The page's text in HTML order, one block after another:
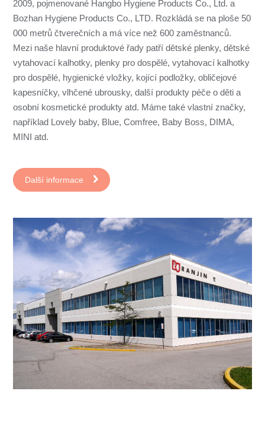
2009, pojmenované Hangbo Hygiene Products Co., Ltd. a
Bozhan Hygiene Products Co., LTD. Rozkládá se na ploše 50
000 metrů čtverečních a má více než 600 zaměstnanců.
Mezi naše hlavní produktové řady patří dětské plenky, dětské
vytahovací kalhotky, plenky pro dospělé, vytahovací kalhotky
pro dospělé, hygienické vložky, kojící podložky, obličejové
kapesníčky, vlhčené ubrousky, další produkty péče o děti a
osobní kosmetické produkty atd. Máme také vlastní značky,
například Lovely baby, Blue, Comfree, Baby Boss, DIMA,
MINI atd.
Další informace